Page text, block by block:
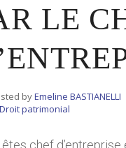
LE
byEmeline BASTIANELLI
Droit patrimonial
chef d’entreprise